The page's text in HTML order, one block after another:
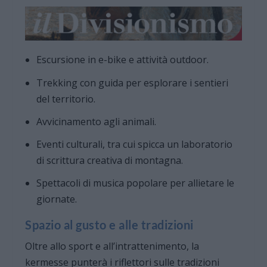
Escursione in e-bike e attività outdoor.
Trekking con guida per esplorare i sentieri
del territorio.
Avvicinamento agli animali.
Eventi culturali, tra cui spicca un laboratorio
di scrittura creativa di montagna.
Spettacoli di musica popolare per allietare le
giornate.
Spazio al gusto e alle tradizioni
Oltre allo sport e all’intrattenimento, la
kermesse punterà i riflettori sulle tradizioni